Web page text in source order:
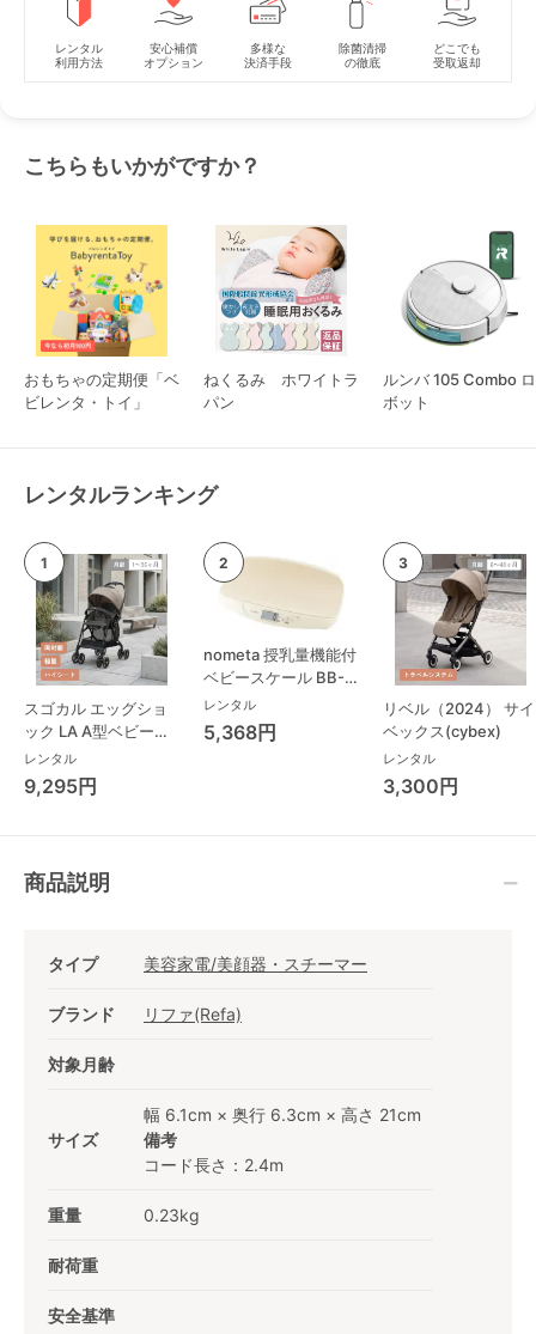
レンタル
利用方法
安心補償
オプション
多様な
決済手段
除菌清掃
の徹底
どこでも
受取返却
こちらもいかがですか？
おもちゃの定期便「ベ
ビレンタ・トイ」
ねくるみ ホワイトラ
パン
ルンバ 105 Combo ロ
ボット
レンタルランキング
スゴカル エッグショ
ック LA A型ベビーカ
ー コンビ(Combi)
レンタル
9,295円
nometa 授乳量機能付
ベビースケール BB-
105 タニタ(TANITA)
ベビースケール・体重
計
レンタル
5,368円
リベル（2024） サイ
ベックス(cybex)
レンタル
3,300円
商品説明
タイプ 美容家電/美顔器・スチーマー
ブランド リファ(Refa)
対象月齢
サイズ
幅 6.1cm × 奥行 6.3cm × 高さ 21cm
備考
コード長さ：2.4m
重量 0.23kg
耐荷重
安全基準